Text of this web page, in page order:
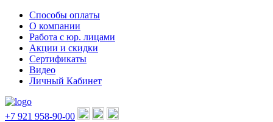
Способы оплаты
О компании
Работа с юр. лицами
Акции и скидки
Сертификаты
Видео
Личный Кабинет
+7 921 958-90-00